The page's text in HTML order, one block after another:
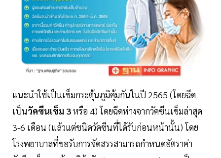
แนะนำใช้เป็นเข็มกระตุ้นภูมิคุ้มกันในปี 2565 (โดยฉีด
เป็นวัคซีนเข็ม 3หรือ 4) โดยฉีดห่างจากวัคซีนเข็มล่าสุด
3-6 เดือน (แล้วแต่ชนิดวัคซีนที่ได้รับก่อนหน้านั้น) โดย
โรงพยาบาลที่ขอรับการจัดสรรสามารถกำหนดอัตราค่า